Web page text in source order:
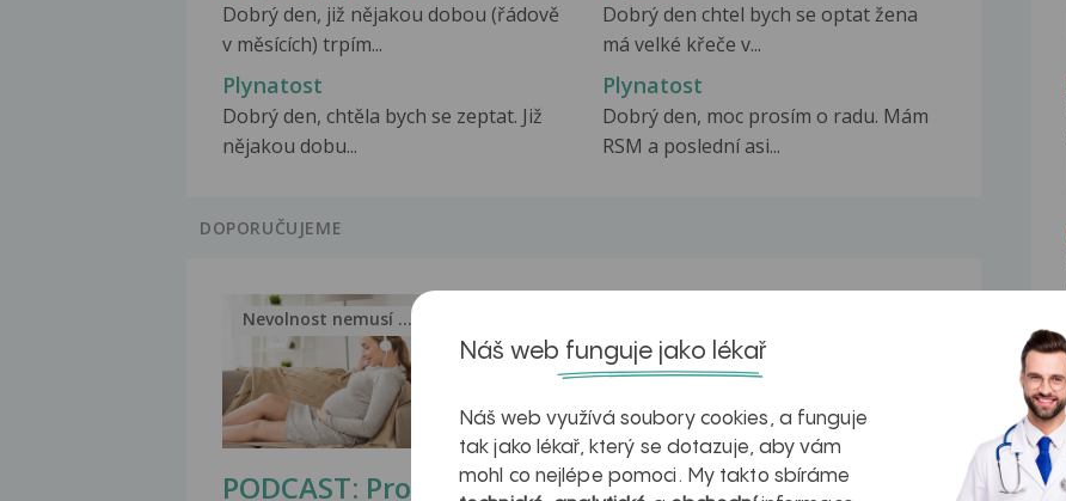
Dobrý den, již nějakou dobou (řádově
v měsících) trpím...
Dobrý den chtel bych se optat žena
má velké křeče v...
Plynatost
Dobrý den, chtěla bych se zeptat. Již
nějakou dobu...
Plynatost
Dobrý den, moc prosím o radu. Mám
RSM a poslední asi...
DOPORUČUJEME
PODCAST: Proč
Nevolnost nemusí být nutnou...
Ztukovatění
Inovativní
Náš web funguje jako lékař
Náš web využívá soubory cookies, a funguje
tak jako lékař, který se dotazuje, aby vám
mohl co nejlépe pomoci. My takto sbíráme